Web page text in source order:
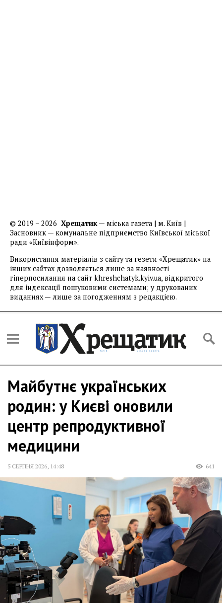
© 2019 – 2026 Хрещатик— міська газета | м. Київ |
Засновник — комунальне підприємство Київської міської
ради «Київінформ».
Використання матеріалів з сайту та гезети «Хрещатик» на
інших сайтах дозволяється лише за наявності
гіперпосилання на сайт khreshchatyk.kyiv.ua, відкритого
для індексації пошуковими системами; у друкованих
виданнях — лише за погодженням з редакцією.
Майбутнє українських
родин: у Києві оновили
центр репродуктивної
медицини
5 СЕРПНЯ 2026, 14:48 641